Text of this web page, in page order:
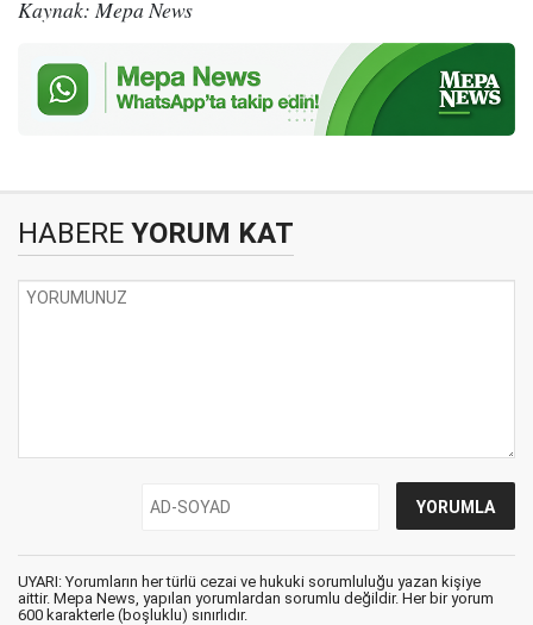
Kaynak: Mepa News
HABERE YORUM KAT
UYARI: Yorumların her türlü cezai ve hukuki sorumluluğu yazan kişiye
aittir. Mepa News, yapılan yorumlardan sorumlu değildir. Her bir yorum
600 karakterle (boşluklu) sınırlıdır.